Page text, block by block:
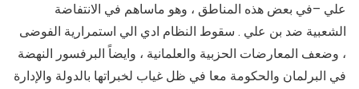
علي –في بعض هذه المناطق ، وهو ماساهم في الانتفاضة
الشعبية ضد بن علي . سقوط النظام ادي الي استمرارية الفوضى
، وضعف المعارضات الحزبية والعلمانية ، وايضاً البرفسور النهضة
في البرلمان والحكومة معا في ظل غياب لخبراتها بالدولة والإدارة